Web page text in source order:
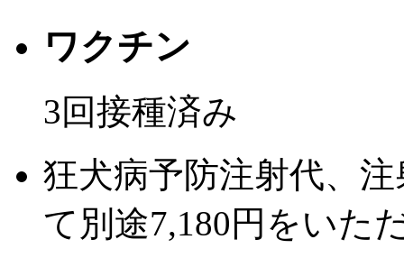
ワクチン
3回接種済み
狂犬病予防注射代、
て別途7,180円をいた